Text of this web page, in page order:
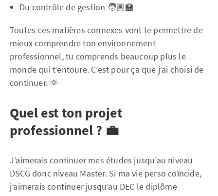
Du contrôle de gestion 🧑🏽‍🏫
Toutes ces matières connexes vont te permettre de
mieux comprendre ton environnement
professionnel, tu comprends beaucoup plus le
monde qui t’entoure. C’est pour ça que j’ai choisi de
continuer. 🌞
Quel est ton projet
professionnel ? 💼
J’aimerais continuer mes études jusqu’au niveau
DSCG donc niveau Master. Si ma vie perso coïncide,
j’aimerais continuer jusqu’au DEC le diplôme